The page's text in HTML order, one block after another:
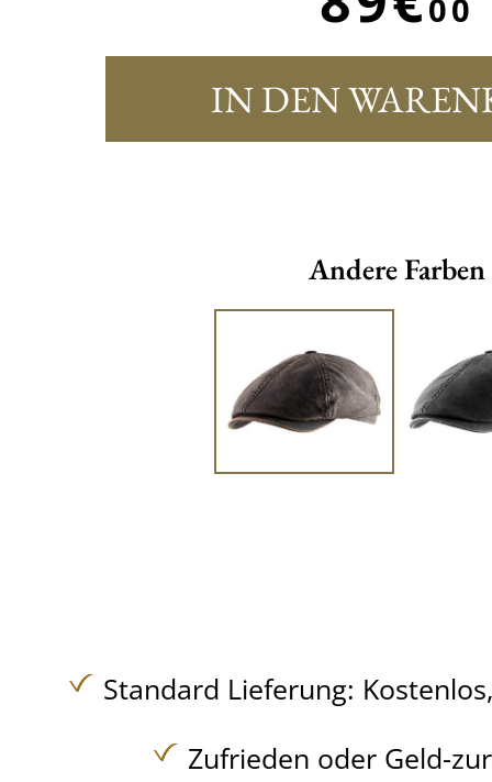
00
IN DEN
Andere Farben
Standard Lieferung:
Zufrieden oder Geld-